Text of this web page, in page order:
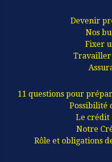
Devenir
Nos
Fixer
Travailler
11 questions pour
Possibilité
Le crédit
Notre
Rôle et obligations